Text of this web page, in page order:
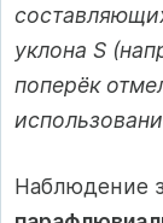
уклона S
поперёк
Наблюдение